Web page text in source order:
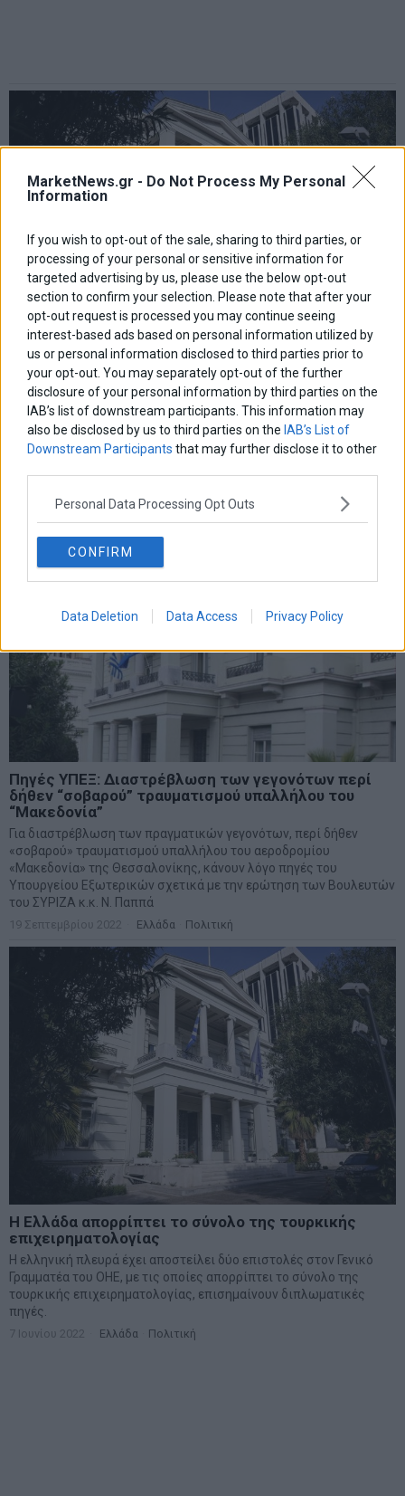
MarketNews.gr - Do Not Process My Personal
Information
If you wish to opt-out of the sale, sharing to third parties, or
processing of your personal or sensitive information for
targeted advertising by us, please use the below opt-out
section to confirm your selection. Please note that after your
opt-out request is processed you may continue seeing
interest-based ads based on personal information utilized by
us or personal information disclosed to third parties prior to
your opt-out. You may separately opt-out of the further
disclosure of your personal information by third parties on the
IAB’s list of downstream participants. This information may
also be disclosed by us to third parties on the IAB’s List of
Downstream Participants that may further disclose it to other
Personal Data Processing Opt Outs
CONFIRM
Data Deletion Data Access Privacy Policy
Τουρκία: Απαγόρευσε στον Τζιτζικώστα την είσοδο
στη χώρα – Παράνομη και καταχρηστική η
απαγόρευση λέει το ΥΠΕΞ
Οι τουρκικές αρχές αρνήθηκαν την είσοδο στον Περιφερειάρχη
Κεντρικής Μακεδονίας, Απόστολο Τζιτζικώστα, που βρίσκεται
στη Σμύρνη με την ιδιότητα του αντιπροέδρου της επιτροπής των
περιφερειών και του προέδρου της Ευρωμεσογειακής Επιτροπής
5 Νοεμβρίου 2022 Promo · Ελλάδα · Πολιτική
Πηγές ΥΠΕΞ: Διαστρέβλωση των γεγονότων περί
δήθεν “σοβαρού” τραυματισμού υπαλλήλου του
“Μακεδονία”
Για διαστρέβλωση των πραγματικών γεγονότων, περί δήθεν
«σοβαρού» τραυματισμού υπαλλήλου του αεροδρομίου
«Μακεδονία» της Θεσσαλονίκης, κάνουν λόγο πηγές του
Υπουργείου Εξωτερικών σχετικά με την ερώτηση των Βουλευτών
του ΣΥΡΙΖΑ κ.κ. Ν. Παππά
19 Σεπτεμβρίου 2022 Ελλάδα Πολιτική
Η Ελλάδα απορρίπτει το σύνολο της τουρκικής
επιχειρηματολογίας
Η ελληνική πλευρά έχει αποστείλει δύο επιστολές στον Γενικό
Γραμματέα του ΟΗΕ, με τις οποίες απορρίπτει το σύνολο της
τουρκικής επιχειρηματολογίας, επισημαίνουν διπλωματικές
πηγές.
7 Ιουνίου 2022 Ελλάδα Πολιτική